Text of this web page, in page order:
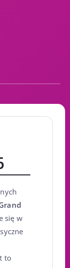
się w
to